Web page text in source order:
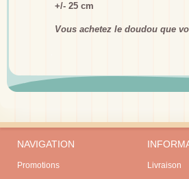
+/- 25 cm
Vous achetez le doudou que
NAVIGATION
Promotions
Livraison